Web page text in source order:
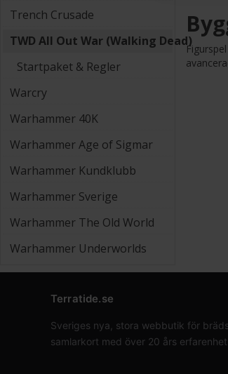
Trench Crusade
TWD All Out War (Walking Dead)
Startpaket & Regler
Warcry
Warhammer 40K
Warhammer Age of Sigmar
Warhammer Kundklubb
Warhammer Sverige
Warhammer The Old World
Warhammer Underworlds
Terratide.se
Sveriges nya, stora webbutik för
samlarkort med över 20 års